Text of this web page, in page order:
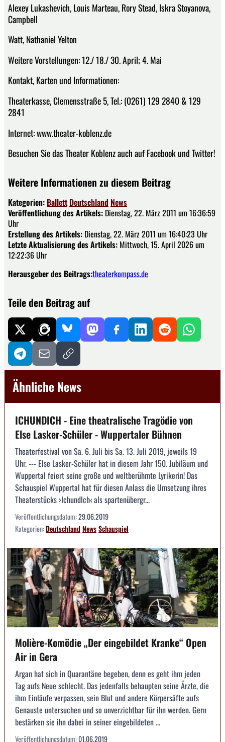
Alexey Lukashevich, Louis Marteau, Rory Stead, Iskra Stoyanova,
Campbell
Watt, Nathaniel Yelton
Weitere Vorstellungen: 12./ 18./ 30. April; 4. Mai
Kontakt, Karten und Informationen:
Theaterkasse, Clemensstraße 5, Tel.: (0261) 129 2840 & 129
2841
Internet: www.theater-koblenz.de
Besuchen Sie das Theater Koblenz auch auf Facebook und Twitter!
Weitere Informationen zu diesem Beitrag
Kategorien: Ballett Deutschland News
Veröffentlichung des Artikels: Dienstag, 22. März 2011 um 16:36:59
Uhr
Erstellung des Artikels: Dienstag, 22. März 2011 um 16:40:23 Uhr
Letzte Aktualisierung des Artikels: Mittwoch, 15. April 2026 um
12:22:36 Uhr
Herausgeber des Beitrags:theaterkompass.de
Teile den Beitrag auf
Ähnliche News
ICHUNDICH - Eine theatralische Tragödie von
Else Lasker-Schüler - Wuppertaler Bühnen
Theaterfestival von Sa. 6. Juli bis Sa. 13. Juli 2019, jeweils 19
Uhr. --- Else Lasker-Schüler hat in diesem Jahr 150. Jubiläum und
Wuppertal feiert seine große und weltberühmte Lyrikerin! Das
Schauspiel Wuppertal hat für diesen Anlass die Umsetzung ihres
Theaterstücks ›IchundIch‹ als spartenübergr...
Veröffentlichungsdatum:29.06.2019
Kategorien:DeutschlandNewsSchauspiel
Molière-Komödie „Der eingebildet Kranke“ Open
Air in Gera
Argan hat sich in Quarantäne begeben, denn es geht ihm jeden
Tag aufs Neue schlecht. Das jedenfalls behaupten seine Ärzte, die
ihm Einläufe verpassen, sein Blut und andere Körpersäfte aufs
Genauste untersuchen und so unverzichtbar für ihn werden. Gern
bestärken sie ihn dabei in seiner eingebildeten ...
Veröffentlichungsdatum:01.06.2019